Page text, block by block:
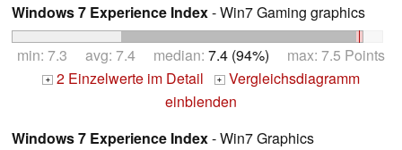
Windows 7 Experience Index- Win7 Gaming graphics
min: 7.3 avg: 7.4 median: 7.4 (94%) max: 7.5 Points
+ 2 Einzelwerte im Detail + Vergleichsdiagramm
einblenden
Windows 7 Experience Index- Win7 Graphics